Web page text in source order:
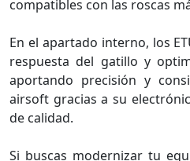
compatibles con las roscas
En el apartado interno, los
respuesta del gatillo y
aportando precisión y
airsoft gracias a su
de calidad.
Si buscas modernizar tu